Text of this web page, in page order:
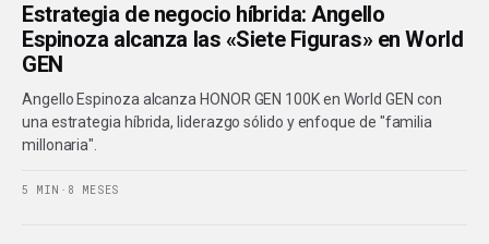
Estrategia de negocio híbrida: Angello
Espinoza alcanza las «Siete Figuras» en World
GEN
Angello Espinoza alcanza HONOR GEN 100K en World GEN con
una estrategia híbrida, liderazgo sólido y enfoque de "familia
millonaria".
5 MIN · 8 MESES